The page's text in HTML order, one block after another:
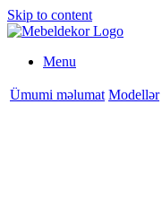
Skip to content
Menu
Ümumi məlumat Modellər